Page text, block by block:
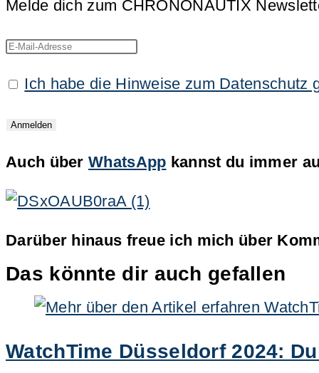
Melde dich zum CHRONONAUTIX
Ich habe die Hinweise zum Datenschutz
Auch überWhatsApp kannst du immer
Darüber hinaus freue ich mich über
Das könnte dir auch gefallen
WatchTime Düsseldorf 2024: